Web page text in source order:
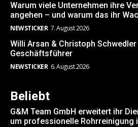
Warum viele Unternehmen ihre
angehen – und warum das ihr
NEWSTICKER 7. August 2026
Willi Arsan & Christoph
Geschäftsführer
NEWSTICKER 6. August 2026
Beliebt
G&M Team GmbH erweitert ihr
um professionelle Rohrreinigung